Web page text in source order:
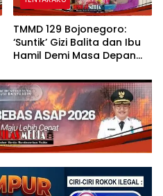
TMMD 129 Bojonegoro:
‘Suntik’ Gizi Balita dan Ibu
Hamil Demi Masa Depan